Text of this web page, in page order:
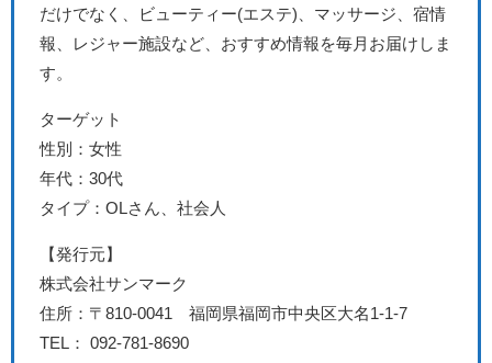
だけでなく、ビューティー(エステ)、マッサージ、宿情
報、レジャー施設など、おすすめ情報を毎月お届けしま
す。
ターゲット
性別：女性
年代：30代
タイプ：OLさん、社会人
【発行元】
​株式会社サンマーク
住所：〒810-0041 福岡県福岡市中央区大名1-1-7
TEL： 092-781-8690